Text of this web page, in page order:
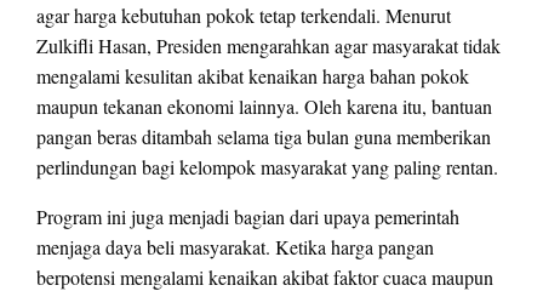
agar harga kebutuhan pokok tetap terkendali. Menurut
Zulkifli Hasan, Presiden mengarahkan agar masyarakat tidak
mengalami kesulitan akibat kenaikan harga bahan pokok
maupun tekanan ekonomi lainnya. Oleh karena itu, bantuan
pangan beras ditambah selama tiga bulan guna memberikan
perlindungan bagi kelompok masyarakat yang paling rentan.
Program ini juga menjadi bagian dari upaya pemerintah
menjaga daya beli masyarakat. Ketika harga pangan
berpotensi mengalami kenaikan akibat faktor cuaca maupun